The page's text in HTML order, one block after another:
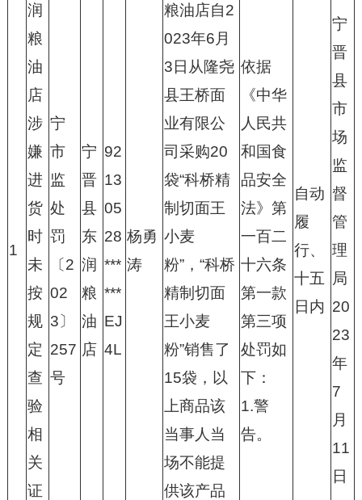
1
润
粮
油
店
涉
嫌
进
货
时
未
按
规
定
查
验
相
关
证
宁
市
监
处
罚
〔2
02
3〕
257
号
宁
晋
县
东
润
粮
油
店
92
13
05
28
***
***
EJ
4L
杨勇
涛
粮油店自2
023年6月
3日从隆尧
县王桥面
业有限公
司采购20
袋“科桥精
制切面王
小麦
粉”，“科桥
精制切面
王小麦
粉”销售了
15袋，以
上商品该
当事人当
场不能提
供该产品
依据
《中华
人民共
和国食
品安全
法》第
一百二
十六条
第一款
第三项
处罚如
下：
1.警
告。
自动
履
行、
十五
日内
宁
晋
县
市
场
监
督
管
理
局
20
23
年
7
月
11
日